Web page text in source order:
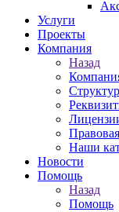
Услуги
Проекты
Компания
Назад
Наши
Новости
Помощь
Назад
Помощь